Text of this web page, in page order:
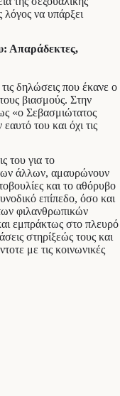
να υπάρξει
Απαράδεκτες,
δηλώσεις που έκανε ο
βιασμούς. Στην
«ο Σεβασμιώτατος
του και όχι τις
του για το
άλλων, αμαυρώνουν
και το αθόρυβο
επίπεδο, όσο και
φιλανθρωπικών
εμπράκτως στο πλευρό
στηρίξεώς τους και
με τις κοινωνικές